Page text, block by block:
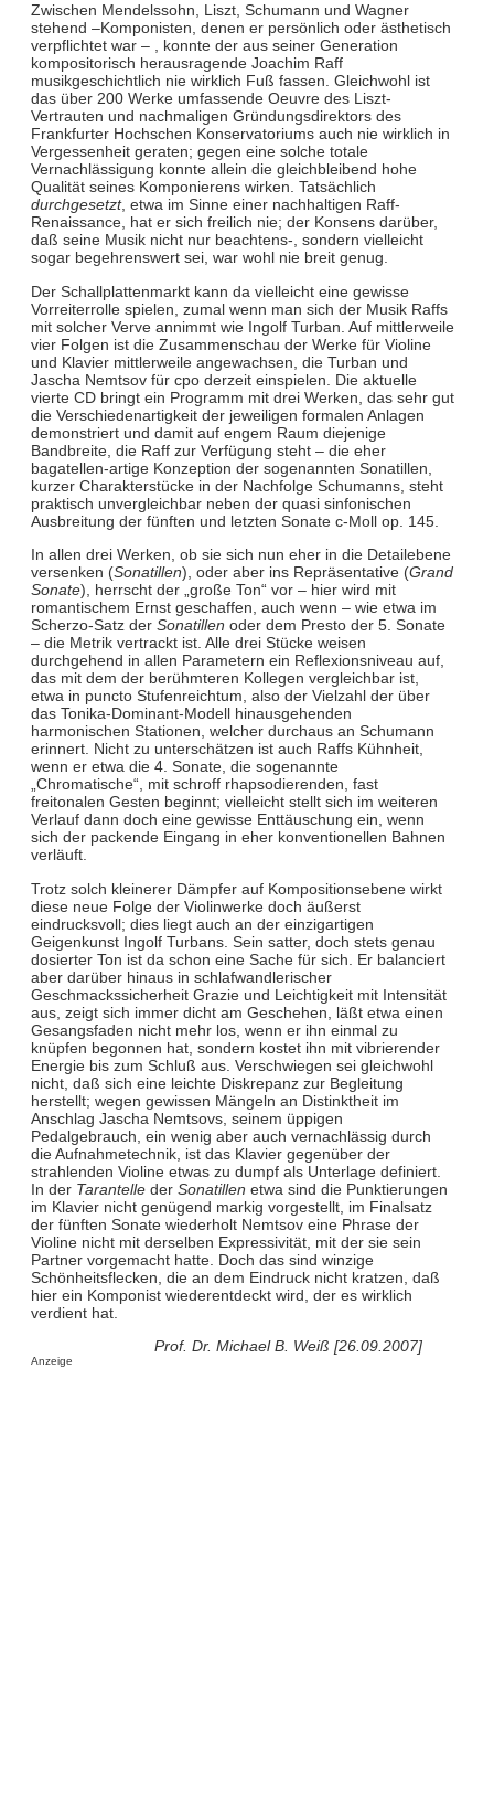
Zwischen Mendelssohn, Liszt, Schumann und Wagner
stehend –Komponisten, denen er persönlich oder ästhetisch
verpflichtet war – , konnte der aus seiner Generation
kompositorisch herausragende Joachim Raff
musikgeschichtlich nie wirklich Fuß fassen. Gleichwohl ist
das über 200 Werke umfassende Oeuvre des Liszt-
Vertrauten und nachmaligen Gründungsdirektors des
Frankfurter Hochschen Konservatoriums auch nie wirklich in
Vergessenheit geraten; gegen eine solche totale
Vernachlässigung konnte allein die gleichbleibend hohe
Qualität seines Komponierens wirken. Tatsächlich
durchgesetzt, etwa im Sinne einer nachhaltigen Raff-
Renaissance, hat er sich freilich nie; der Konsens darüber,
daß seine Musik nicht nur beachtens-, sondern vielleicht
sogar begehrenswert sei, war wohl nie breit genug.
Der Schallplattenmarkt kann da vielleicht eine gewisse
Vorreiterrolle spielen, zumal wenn man sich der Musik Raffs
mit solcher Verve annimmt wie Ingolf Turban. Auf mittlerweile
vier Folgen ist die Zusammenschau der Werke für Violine
und Klavier mittlerweile angewachsen, die Turban und
Jascha Nemtsov für cpo derzeit einspielen. Die aktuelle
vierte CD bringt ein Programm mit drei Werken, das sehr gut
die Verschiedenartigkeit der jeweiligen formalen Anlagen
demonstriert und damit auf engem Raum diejenige
Bandbreite, die Raff zur Verfügung steht – die eher
bagatellen-artige Konzeption der sogenannten Sonatillen,
kurzer Charakterstücke in der Nachfolge Schumanns, steht
praktisch unvergleichbar neben der quasi sinfonischen
Ausbreitung der fünften und letzten Sonate c-Moll op. 145.
In allen drei Werken, ob sie sich nun eher in die Detailebene
versenken (Sonatillen), oder aber ins Repräsentative (Grand
Sonate), herrscht der „große Ton“ vor – hier wird mit
romantischem Ernst geschaffen, auch wenn – wie etwa im
Scherzo-Satz der Sonatillen oder dem Presto der 5. Sonate
– die Metrik vertrackt ist. Alle drei Stücke weisen
durchgehend in allen Parametern ein Reflexionsniveau auf,
das mit dem der berühmteren Kollegen vergleichbar ist,
etwa in puncto Stufenreichtum, also der Vielzahl der über
das Tonika-Dominant-Modell hinausgehenden
harmonischen Stationen, welcher durchaus an Schumann
erinnert. Nicht zu unterschätzen ist auch Raffs Kühnheit,
wenn er etwa die 4. Sonate, die sogenannte
„Chromatische“, mit schroff rhapsodierenden, fast
freitonalen Gesten beginnt; vielleicht stellt sich im weiteren
Verlauf dann doch eine gewisse Enttäuschung ein, wenn
sich der packende Eingang in eher konventionellen Bahnen
verläuft.
Trotz solch kleinerer Dämpfer auf Kompositionsebene wirkt
diese neue Folge der Violinwerke doch äußerst
eindrucksvoll; dies liegt auch an der einzigartigen
Geigenkunst Ingolf Turbans. Sein satter, doch stets genau
dosierter Ton ist da schon eine Sache für sich. Er balanciert
aber darüber hinaus in schlafwandlerischer
Geschmackssicherheit Grazie und Leichtigkeit mit Intensität
aus, zeigt sich immer dicht am Geschehen, läßt etwa einen
Gesangsfaden nicht mehr los, wenn er ihn einmal zu
knüpfen begonnen hat, sondern kostet ihn mit vibrierender
Energie bis zum Schluß aus. Verschwiegen sei gleichwohl
nicht, daß sich eine leichte Diskrepanz zur Begleitung
herstellt; wegen gewissen Mängeln an Distinktheit im
Anschlag Jascha Nemtsovs, seinem üppigen
Pedalgebrauch, ein wenig aber auch vernachlässig durch
die Aufnahmetechnik, ist das Klavier gegenüber der
strahlenden Violine etwas zu dumpf als Unterlage definiert.
In der Tarantelleder Sonatillen etwa sind die Punktierungen
im Klavier nicht genügend markig vorgestellt, im Finalsatz
der fünften Sonate wiederholt Nemtsov eine Phrase der
Violine nicht mit derselben Expressivität, mit der sie sein
Partner vorgemacht hatte. Doch das sind winzige
Schönheitsflecken, die an dem Eindruck nicht kratzen, daß
hier ein Komponist wiederentdeckt wird, der es wirklich
verdient hat.
Prof. Dr. Michael B. Weiß [26.09.2007]
Anzeige